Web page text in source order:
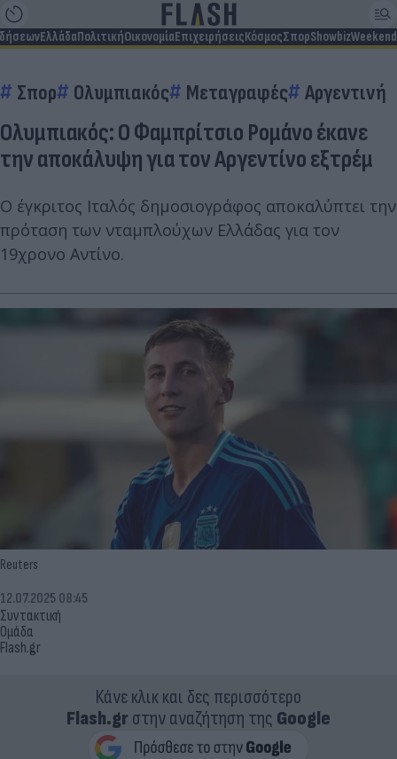
ΕλλάδαΠολιτικήΟικονομίαΕπιχειρήσειςΚόσμοςΣπορShowbizWeekend
Σπορ Ολυμπιακός Μεταγραφές Αργεντινή
Ολυμπιακός: Ο Φαμπρίτσιο Ρομάνο έκανε
την αποκάλυψη για τον Αργεντίνο εξτρέμ
Ο έγκριτος Ιταλός δημοσιογράφος αποκαλύπτει την
πρόταση των νταμπλούχων Ελλάδας για τον
19χρονο Αντίνο.
Reuters
Συντακτική
Ομάδα
Flash.gr
12.07.2025 08:45
Κάνε κλικ και δες περισσότερο
Flash.grστην αναζήτηση της Google